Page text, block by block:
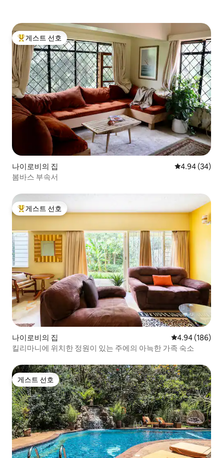
상위 게스트 선호
게스트 선호
나이로비의 집 평점 4.94점(5
4.94 (34)
봄바스 부속서
상위 게스트 선호
게스트 선호
나이로비의 집 평점 4.94점(5
4.94 (186)
킬리마니에 위치한 정원이 있는 주에의 아늑한 가족 숙소
게스트 선호
게스트 선호